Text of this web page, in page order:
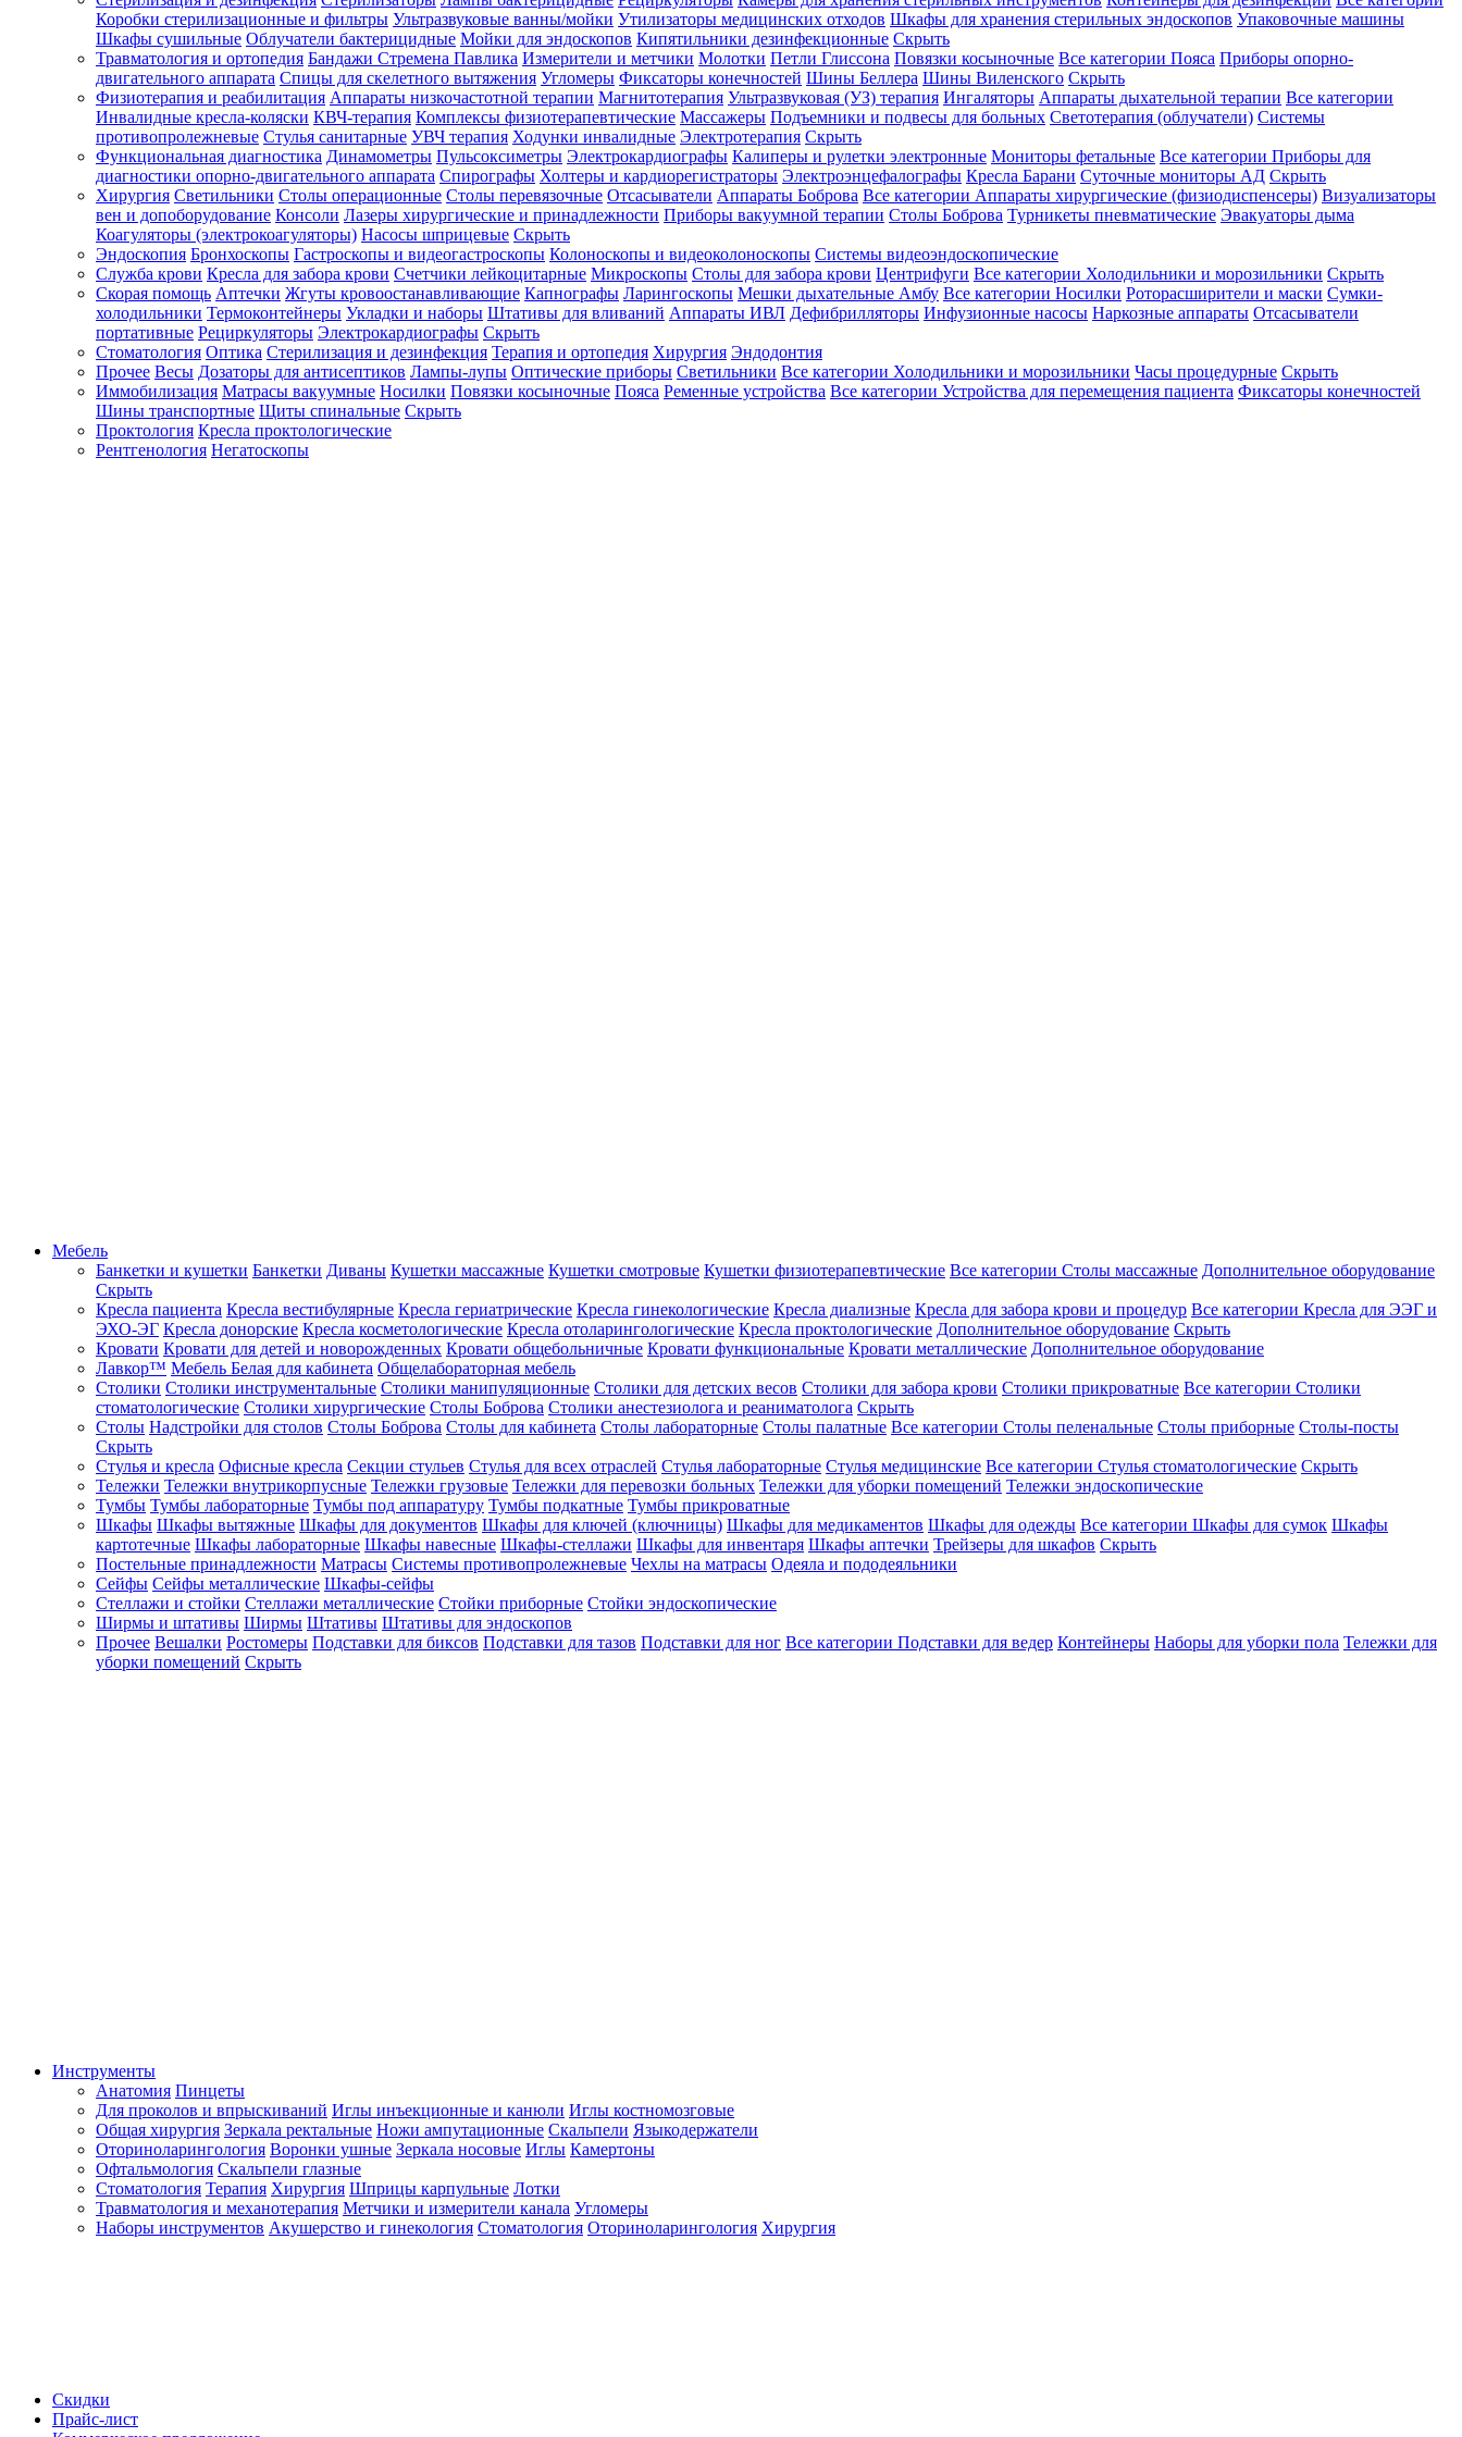
Зарегистрироваться
Зачем
регистрироваться?
Все
покупки
в
одном
месте
Личный
менеджер
Отслеживание
статуса
заказа
Коробки стерилизационные и фильтры Ультразвуковые ванны/мойки Утилизаторы медицинских отходов Шкафы для хранения стерильных эндоскопов Упаковочные машины
Шкафы сушильные Облучатели бактерицидные Мойки для эндоскопов Кипятильники дезинфекционные Скрыть
Травматология и ортопедия Бандажи Стремена Павлика Измерители и метчики Молотки Петли Глиссона Повязки косыночные Все категории Пояса Приборы опорно-
двигательного аппарата Спицы для скелетного вытяжения Угломеры Фиксаторы конечностей Шины Беллера Шины Виленского Скрыть
Физиотерапия и реабилитация Аппараты низкочастотной терапии Магнитотерапия Ультразвуковая (УЗ) терапия Ингаляторы Аппараты дыхательной терапии Все категории
Инвалидные кресла-коляски КВЧ-терапия Комплексы физиотерапевтические Массажеры Подъемники и подвесы для больных Светотерапия (облучатели) Системы
противопролежневые Стулья санитарные УВЧ терапия Ходунки инвалидные Электротерапия Скрыть
Функциональная диагностика Динамометры Пульсоксиметры Электрокардиографы Калиперы и рулетки электронные Мониторы фетальные Все категории Приборы для
диагностики опорно-двигательного аппарата Спирографы Холтеры и кардиорегистраторы Электроэнцефалографы Кресла Барани Суточные мониторы АД Скрыть
Хирургия Светильники Столы операционные Столы перевязочные Отсасыватели Аппараты Боброва Все категории Аппараты хирургические (физиодиспенсеры) Визуализаторы
вен и допоборудование Консоли Лазеры хирургические и принадлежности Приборы вакуумной терапии Столы Боброва Турникеты пневматические Эвакуаторы дыма
Коагуляторы (электрокоагуляторы) Насосы шприцевые Скрыть
Эндоскопия Бронхоскопы Гастроскопы и видеогастроскопы Колоноскопы и видеоколоноскопы Системы видеоэндоскопические
Служба крови Кресла для забора крови Счетчики лейкоцитарные Микроскопы Столы для забора крови Центрифуги Все категории Холодильники и морозильники Скрыть
Скорая помощь Аптечки Жгуты кровоостанавливающие Капнографы Ларингоскопы Мешки дыхательные Амбу Все категории Носилки Роторасширители и маски Сумки-
холодильники Термоконтейнеры Укладки и наборы Штативы для вливаний Аппараты ИВЛ Дефибрилляторы Инфузионные насосы Наркозные аппараты Отсасыватели
портативные Рециркуляторы Электрокардиографы Скрыть
Стоматология Оптика Стерилизация и дезинфекция Терапия и ортопедия Хирургия Эндодонтия
Прочее Весы Дозаторы для антисептиков Лампы-лупы Оптические приборы Светильники Все категории Холодильники и морозильники Часы процедурные Скрыть
Иммобилизация Матрасы вакуумные Носилки Повязки косыночные Пояса Ременные устройства Все категории Устройства для перемещения пациента Фиксаторы конечностей
Шины транспортные Щиты спинальные Скрыть
Проктология Кресла проктологические
Рентгенология Негатоскопы
Мебель
Банкетки и кушетки Банкетки Диваны Кушетки массажные Кушетки смотровые Кушетки физиотерапевтические Все категории Столы массажные Дополнительное оборудование
Скрыть
Кресла пациента Кресла вестибулярные Кресла гериатрические Кресла гинекологические Кресла диализные Кресла для забора крови и процедур Все категории Кресла для ЭЭГ и
ЭХО-ЭГ Кресла донорские Кресла косметологические Кресла отоларингологические Кресла проктологические Дополнительное оборудование Скрыть
Кровати Кровати для детей и новорожденных Кровати общебольничные Кровати функциональные Кровати металлические Дополнительное оборудование
Лавкор™ Мебель Белая для кабинета Общелабораторная мебель
Столики Столики инструментальные Столики манипуляционные Столики для детских весов Столики для забора крови Столики прикроватные Все категории Столики
стоматологические Столики хирургические Столы Боброва Столики анестезиолога и реаниматолога Скрыть
Столы Надстройки для столов Столы Боброва Столы для кабинета Столы лабораторные Столы палатные Все категории Столы пеленальные Столы приборные Столы-посты
Скрыть
Стулья и кресла Офисные кресла Секции стульев Стулья для всех отраслей Стулья лабораторные Стулья медицинские Все категории Стулья стоматологические Скрыть
Тележки Тележки внутрикорпусные Тележки грузовые Тележки для перевозки больных Тележки для уборки помещений Тележки эндоскопические
Тумбы Тумбы лабораторные Тумбы под аппаратуру Тумбы подкатные Тумбы прикроватные
Шкафы Шкафы вытяжные Шкафы для документов Шкафы для ключей (ключницы) Шкафы для медикаментов Шкафы для одежды Все категории Шкафы для сумок Шкафы
картотечные Шкафы лабораторные Шкафы навесные Шкафы-стеллажи Шкафы для инвентаря Шкафы аптечки Трейзеры для шкафов Скрыть
Постельные принадлежности Матрасы Системы противопролежневые Чехлы на матрасы Одеяла и пододеяльники
Сейфы Сейфы металлические Шкафы-сейфы
Стеллажи и стойки Стеллажи металлические Стойки приборные Стойки эндоскопические
Ширмы и штативы Ширмы Штативы Штативы для эндоскопов
Прочее Вешалки Ростомеры Подставки для биксов Подставки для тазов Подставки для ног Все категории Подставки для ведер Контейнеры Наборы для уборки пола Тележки для
уборки помещений Скрыть
Инструменты
Анатомия Пинцеты
Для проколов и впрыскиваний Иглы инъекционные и канюли Иглы костномозговые
Общая хирургия Зеркала ректальные Ножи ампутационные Скальпели Языкодержатели
Оториноларингология Воронки ушные Зеркала носовые Иглы Камертоны
Офтальмология Скальпели глазные
Стоматология Терапия Хирургия Шприцы карпульные Лотки
Травматология и механотерапия Метчики и измерители канала Угломеры
Наборы инструментов Акушерство и гинекология Стоматология Оториноларингология Хирургия
Скидки
Прайс-лист